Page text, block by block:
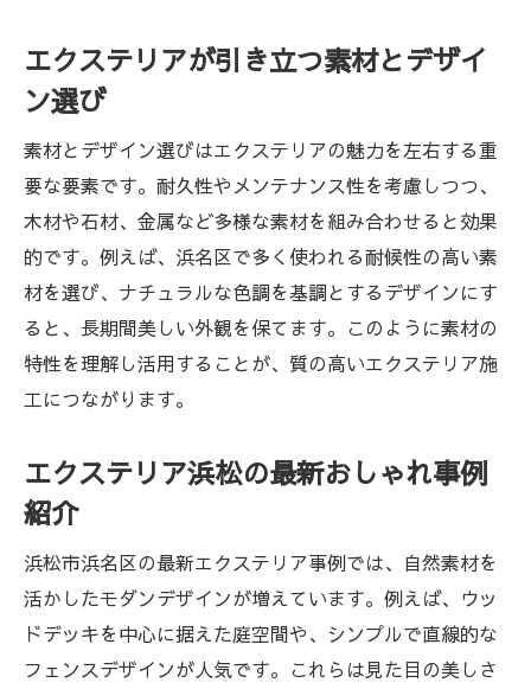
エクステリアが引き立つ素材とデザイ
ン選び
素材とデザイン選びはエクステリアの魅力を左右する重
要な要素です。耐久性やメンテナンス性を考慮しつつ、
木材や石材、金属など多様な素材を組み合わせると効果
的です。例えば、浜名区で多く使われる耐候性の高い素
材を選び、ナチュラルな色調を基調とするデザインにす
ると、長期間美しい外観を保てます。このように素材の
特性を理解し活用することが、質の高いエクステリア施
工につながります。
エクステリア浜松の最新おしゃれ事例
紹介
浜松市浜名区の最新エクステリア事例では、自然素材を
活かしたモダンデザインが増えています。例えば、ウッ
ドデッキを中心に据えた庭空間や、シンプルで直線的な
フェンスデザインが人気です。これらは見た目の美しさ